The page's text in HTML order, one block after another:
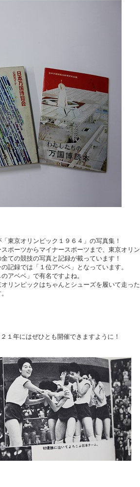
東京オリンピック１９６４」の写真集！
スポーツからマイナースポーツまで、東京オリン
全ての競技の写真と記録が載っています！
記録では「１位アベベ」となっています。
のアベベ」で有名ですよね。
リンピックはちゃんとシューズを履いて走った
１年にはぜひとも開催できますように！